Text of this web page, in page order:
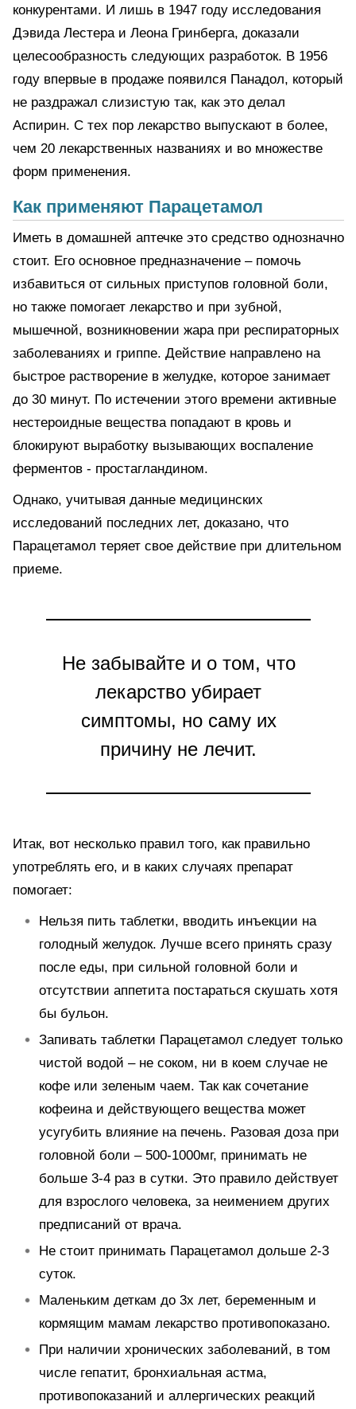
конкурентами. И лишь в 1947 году исследования
Дэвида Лестера и Леона Гринберга, доказали
целесообразность следующих разработок. В 1956
году впервые в продаже появился Панадол, который
не раздражал слизистую так, как это делал
Аспирин. С тех пор лекарство выпускают в более,
чем 20 лекарственных названиях и во множестве
форм применения.
Как применяют Парацетамол
Иметь в домашней аптечке это средство однозначно
стоит. Его основное предназначение – помочь
избавиться от сильных приступов головной боли,
но также помогает лекарство и при зубной,
мышечной, возникновении жара при респираторных
заболеваниях и гриппе. Действие направлено на
быстрое растворение в желудке, которое занимает
до 30 минут. По истечении этого времени активные
нестероидные вещества попадают в кровь и
блокируют выработку вызывающих воспаление
ферментов - простагландином.
Однако, учитывая данные медицинских
исследований последних лет, доказано, что
Парацетамол теряет свое действие при длительном
приеме.
Не забывайте и о том, что
лекарство убирает
симптомы, но саму их
причину не лечит.
Итак, вот несколько правил того, как правильно
употреблять его, и в каких случаях препарат
помогает:
Нельзя пить таблетки, вводить инъекции на
голодный желудок. Лучше всего принять сразу
после еды, при сильной головной боли и
отсутствии аппетита постараться скушать хотя
бы бульон.
Запивать таблетки Парацетамол следует только
чистой водой – не соком, ни в коем случае не
кофе или зеленым чаем. Так как сочетание
кофеина и действующего вещества может
усугубить влияние на печень. Разовая доза при
головной боли – 500-1000мг, принимать не
больше 3-4 раз в сутки. Это правило действует
для взрослого человека, за неимением других
предписаний от врача.
Не стоит принимать Парацетамол дольше 2-3
суток.
Маленьким деткам до 3х лет, беременным и
кормящим мамам лекарство противопоказано.
При наличии хронических заболеваний, в том
числе гепатит, бронхиальная астма,
противопоказаний и аллергических реакций